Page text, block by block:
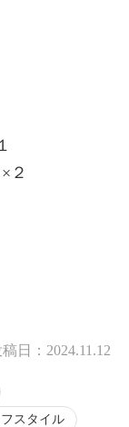
２
日： 2024.11.12
スタイル